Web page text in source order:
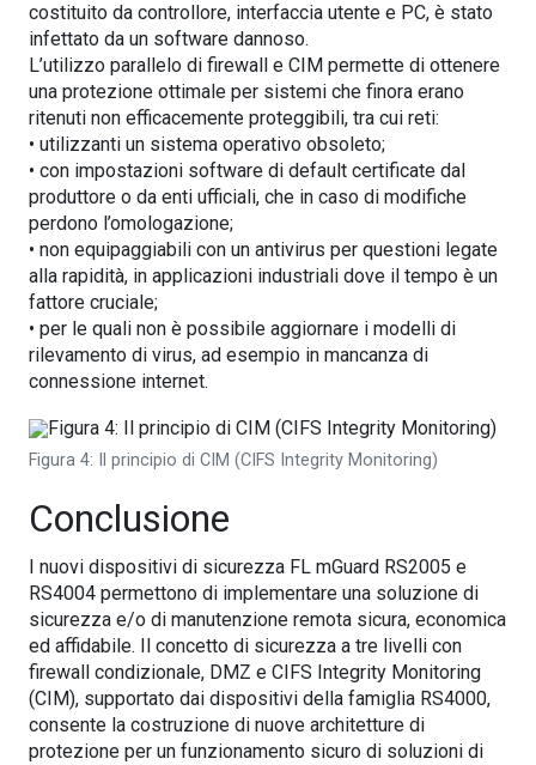
costituito da controllore, interfaccia utente e PC, è stato
infettato da un software dannoso.
L’utilizzo parallelo di firewall e CIM permette di ottenere
una protezione ottimale per sistemi che finora erano
ritenuti non efficacemente proteggibili, tra cui reti:
• utilizzanti un sistema operativo obsoleto;
• con impostazioni software di default certificate dal
produttore o da enti ufficiali, che in caso di modifiche
perdono l’omologazione;
• non equipaggiabili con un antivirus per questioni legate
alla rapidità, in applicazioni industriali dove il tempo è un
fattore cruciale;
• per le quali non è possibile aggiornare i modelli di
rilevamento di virus, ad esempio in mancanza di
connessione internet.
Figura 4: Il principio di CIM (CIFS Integrity Monitoring)
Conclusione
I nuovi dispositivi di sicurezza FL mGuard RS2005 e
RS4004 permettono di implementare una soluzione di
sicurezza e/o di manutenzione remota sicura, economica
ed affidabile. Il concetto di sicurezza a tre livelli con
firewall condizionale, DMZ e CIFS Integrity Monitoring
(CIM), supportato dai dispositivi della famiglia RS4000,
consente la costruzione di nuove architetture di
protezione per un funzionamento sicuro di soluzioni di